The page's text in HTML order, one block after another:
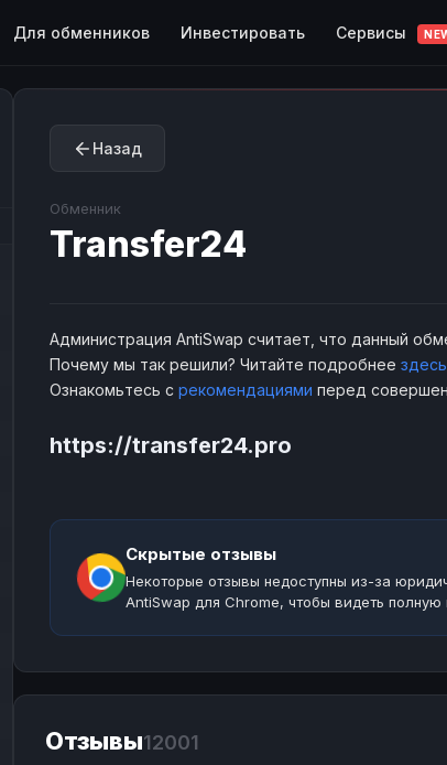
Для обменников Инвестировать Сервисы
Назад
Обменник
Transfer24
Администрация AntiSwap считает, что данный
Почему мы так решили? Читайте подробнее здесь
Ознакомьтесь с рекомендациями перед
https://transfer24.pro
Скрытые отзывы
Некоторые отзывы недоступны из-за
AntiSwap для Chrome, чтобы видеть полную
Отзывы12001